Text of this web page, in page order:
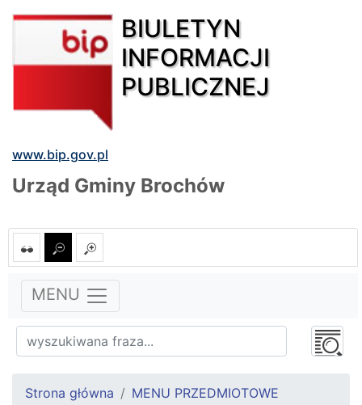
BIULETYN
INFORMACJI
PUBLICZNEJ
www.bip.gov.pl
Urząd Gminy Brochów
MENU
Strona główna
MENU PRZEDMIOTOWE